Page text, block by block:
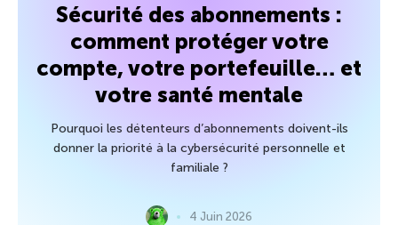
Sécurité des abonnements :
comment protéger votre
compte, votre portefeuille… et
votre santé mentale
Pourquoi les détenteurs d’abonnements doivent-ils
donner la priorité à la cybersécurité personnelle et
familiale ?
4 Juin 2026